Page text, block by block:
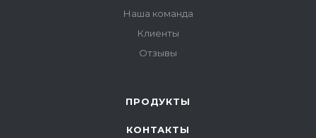
Наша команда
Клиенты
Отзывы
ПРОДУКТЫ
КОНТАКТЫ